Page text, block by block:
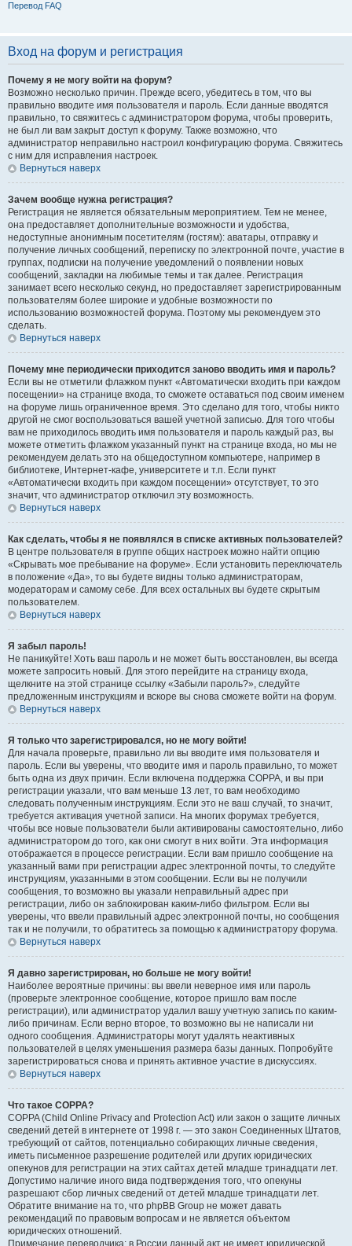
Перевод FAQ
Вход на форум и регистрация
Почему я не могу войти на форум?
Возможно несколько причин. Прежде всего, убедитесь в том, что вы
правильно вводите имя пользователя и пароль. Если данные вводятся
правильно, то свяжитесь с администратором форума, чтобы проверить,
не был ли вам закрыт доступ к форуму. Также возможно, что
администратор неправильно настроил конфигурацию форума. Свяжитесь
с ним для исправления настроек.
Вернуться наверх
Зачем вообще нужна регистрация?
Регистрация не является обязательным мероприятием. Тем не менее,
она предоставляет дополнительные возможности и удобства,
недоступные анонимным посетителям (гостям): аватары, отправку и
получение личных сообщений, переписку по электронной почте, участие в
группах, подписки на получение уведомлений о появлении новых
сообщений, закладки на любимые темы и так далее. Регистрация
занимает всего несколько секунд, но предоставляет зарегистрированным
пользователям более широкие и удобные возможности по
использованию возможностей форума. Поэтому мы рекомендуем это
сделать.
Вернуться наверх
Почему мне периодически приходится заново вводить имя и пароль?
Если вы не отметили флажком пункт «Автоматически входить при каждом
посещении» на странице входа, то сможете оставаться под своим именем
на форуме лишь ограниченное время. Это сделано для того, чтобы никто
другой не смог воспользоваться вашей учетной записью. Для того чтобы
вам не приходилось вводить имя пользователя и пароль каждый раз, вы
можете отметить флажком указанный пункт на странице входа, но мы не
рекомендуем делать это на общедоступном компьютере, например в
библиотеке, Интернет-кафе, университете и т.п. Если пункт
«Автоматически входить при каждом посещении» отсутствует, то это
значит, что администратор отключил эту возможность.
Вернуться наверх
Как сделать, чтобы я не появлялся в списке активных пользователей?
В центре пользователя в группе общих настроек можно найти опцию
«Скрывать мое пребывание на форуме». Если установить переключатель
в положение «Да», то вы будете видны только администраторам,
модераторам и самому себе. Для всех остальных вы будете скрытым
пользователем.
Вернуться наверх
Я забыл пароль!
Не паникуйте! Хоть ваш пароль и не может быть восстановлен, вы всегда
можете запросить новый. Для этого перейдите на страницу входа,
щелкните на этой странице ссылку «Забыли пароль?», следуйте
предложенным инструкциям и вскоре вы снова сможете войти на форум.
Вернуться наверх
Я только что зарегистрировался, но не могу войти!
Для начала проверьте, правильно ли вы вводите имя пользователя и
пароль. Если вы уверены, что вводите имя и пароль правильно, то может
быть одна из двух причин. Если включена поддержка COPPA, и вы при
регистрации указали, что вам меньше 13 лет, то вам необходимо
следовать полученным инструкциям. Если это не ваш случай, то значит,
требуется активация учетной записи. На многих форумах требуется,
чтобы все новые пользователи были активированы самостоятельно, либо
администратором до того, как они смогут в них войти. Эта информация
отображается в процессе регистрации. Если вам пришло сообщение на
указанный вами при регистрации адрес электронной почты, то следуйте
инструкциям, указанными в этом сообщении. Если вы не получили
сообщения, то возможно вы указали неправильный адрес при
регистрации, либо он заблокирован каким-либо фильтром. Если вы
уверены, что ввели правильный адрес электронной почты, но сообщения
так и не получили, то обратитесь за помощью к администратору форума.
Вернуться наверх
Я давно зарегистрирован, но больше не могу войти!
Наиболее вероятные причины: вы ввели неверное имя или пароль
(проверьте электронное сообщение, которое пришло вам после
регистрации), или администратор удалил вашу учетную запись по каким-
либо причинам. Если верно второе, то возможно вы не написали ни
одного сообщения. Администраторы могут удалять неактивных
пользователей в целях уменьшения размера базы данных. Попробуйте
зарегистрироваться снова и принять активное участие в дискуссиях.
Вернуться наверх
Что такое COPPA?
COPPA (Child Online Privacy and Protection Act) или закон о защите личных
сведений детей в интернете от 1998 г. — это закон Соединенных Штатов,
требующий от сайтов, потенциально собирающих личные сведения,
иметь письменное разрешение родителей или других юридических
опекунов для регистрации на этих сайтах детей младше тринадцати лет.
Допустимо наличие иного вида подтверждения того, что опекуны
разрешают сбор личных сведений от детей младше тринадцати лет.
Обратите внимание на то, что phpBB Group не может давать
рекомендаций по правовым вопросам и не является объектом
юридических отношений.
Примечание переводчика: в России данный акт не имеет юридической